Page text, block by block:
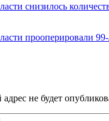
снизилось
прооперировали 99-
не будет